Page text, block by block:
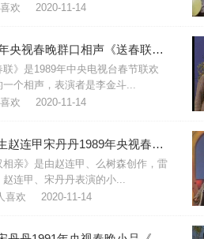
欢 2020-11-14
1989年央视春晚群口相声《送春联》台词
联》是1989年中央电视台春节联欢
一个相声，表演者是李金斗...
欢 2020-11-14
雷恪生赵连甲宋丹丹1989年央视春晚小品《懒汉相亲》台词
相亲》是由赵连甲、么树森创作，雷
连甲、宋丹丹表演的小...
喜欢 2020-11-14